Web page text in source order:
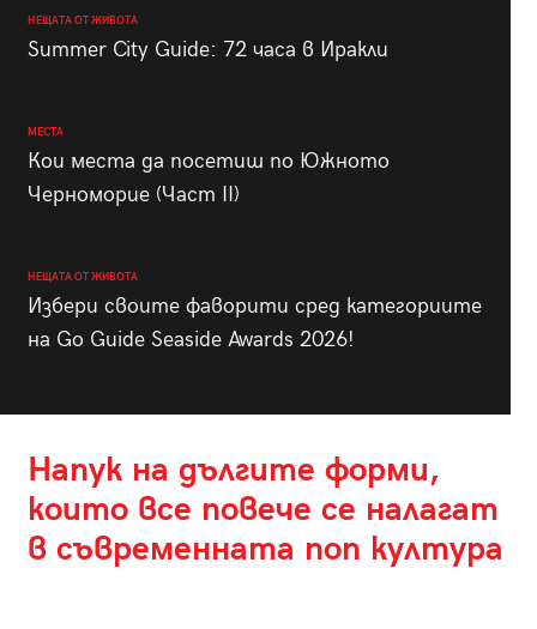
НЕЩАТА ОТ ЖИВОТА
Summer City Guide: 72 часа в Иракли
МЕСТА
Кои места да посетиш по Южното
Черноморие (Част II)
НЕЩАТА ОТ ЖИВОТА
Избери своите фаворити сред категориите
на Go Guide Seaside Awards 2026!
Напук на дългите форми,
които все повече се налагат
в съвременната поп култура